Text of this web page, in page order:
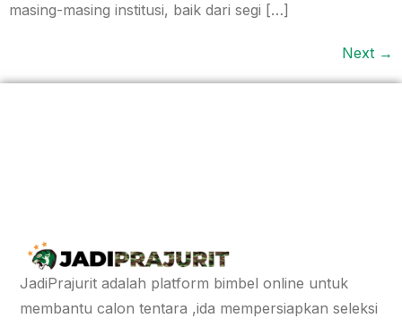
masing-masing institusi, baik dari segi […]
Next →
JadiPrajurit adalah platform bimbel online untuk
membantu calon tentara ,ida mempersiapkan seleksi